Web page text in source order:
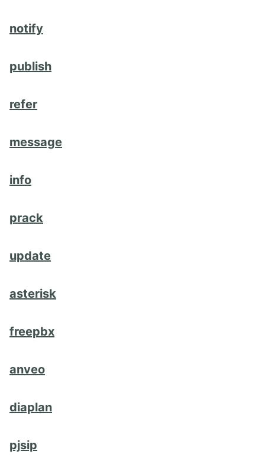
notify
publish
refer
message
info
prack
update
asterisk
freepbx
anveo
diaplan
pjsip